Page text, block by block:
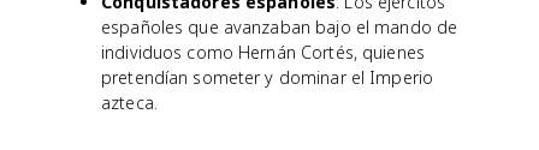
españoles que avanzaban bajo el mando de
individuos como Hernán Cortés, quienes
pretendían someter y dominar el Imperio
azteca.